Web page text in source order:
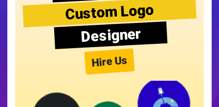
Custom Logo
Designer
Hire Us